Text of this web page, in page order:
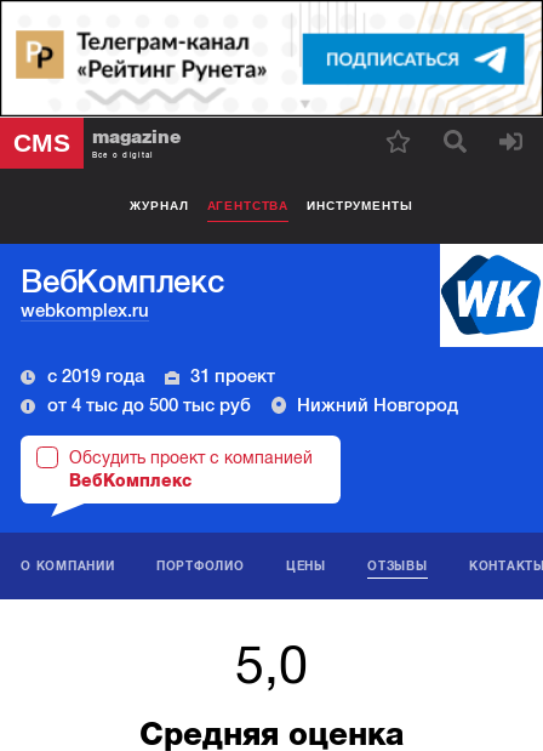
CMS magazine
Все о digital
ЖУРНАЛ АГЕНТСТВА ИНСТРУМЕНТЫ
ВебКомплекс
webkomplex.ru
с 2019 года
31 проект
от 4 тыс до 500 тыс руб
Нижний Новгород
Обсудить проект с компанией
ВебКомплекс
О КОМПАНИИ ПОРТФОЛИО ЦЕНЫ ОТЗЫВЫ
5,0
Средняя оценка